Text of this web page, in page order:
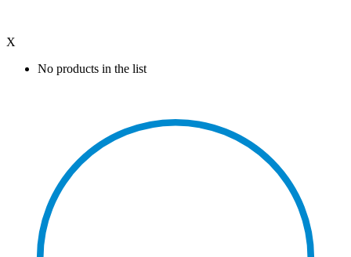
X
No products in the list